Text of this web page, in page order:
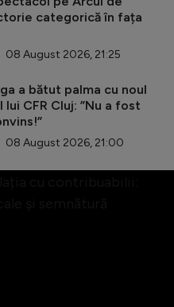
categorică în fața
08 August 2026, 21:25
a bătut palma cu noul
CFR Cluj: ”Nu a fost
08 August 2026, 21:00